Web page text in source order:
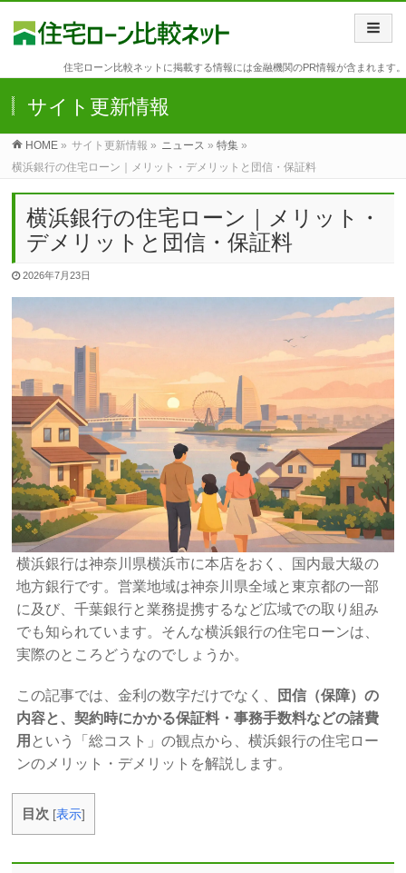
住宅ローン比較ネットに掲載する情報には金融機関のPR情報が含まれます。
サイト更新情報
HOME » サイト更新情報 » ニュース »特集 »
横浜銀行の住宅ローン｜メリット・デメリットと団信・保証料
横浜銀行の住宅ローン｜メリット・
デメリットと団信・保証料
2026年7月23日
横浜銀行は神奈川県横浜市に本店をおく、国内最大級の
地方銀行です。営業地域は神奈川県全域と東京都の一部
に及び、千葉銀行と業務提携するなど広域での取り組み
でも知られています。そんな横浜銀行の住宅ローンは、
実際のところどうなのでしょうか。
この記事では、金利の数字だけでなく、
団信（保障）の
内容と、契約時にかかる保証料・事務手数料などの諸費
用 という「総コスト」の観点から、横浜銀行の住宅ロー
ンのメリット・デメリットを解説します。
目次 [表示]